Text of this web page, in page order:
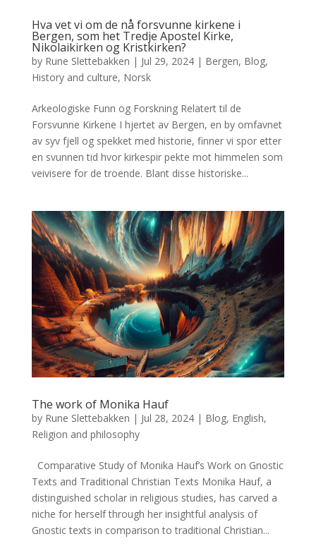
Hva vet vi om de nå forsvunne kirkene i
Bergen, som het Tredje Apostel Kirke,
Nikolaikirken og Kristkirken?
by Rune Slettebakken | Jul 29, 2024| Bergen, Blog,
History and culture, Norsk
Arkeologiske Funn og Forskning Relatert til de
Forsvunne Kirkene I hjertet av Bergen, en by omfavnet
av syv fjell og spekket med historie, finner vi spor etter
en svunnen tid hvor kirkespir pekte mot himmelen som
veivisere for de troende. Blant disse historiske...
The work of Monika Hauf
by Rune Slettebakken | Jul 28, 2024| Blog, English,
Religion and philosophy
Comparative Study of Monika Hauf’s Work on Gnostic
Texts and Traditional Christian Texts Monika Hauf, a
distinguished scholar in religious studies, has carved a
niche for herself through her insightful analysis of
Gnostic texts in comparison to traditional Christian...